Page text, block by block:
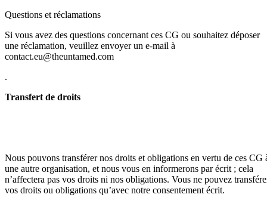
Questions et réclamations
Si vous avez des questions concernant ces CG ou souhaitez déposer
une réclamation, veuillez envoyer un e-mail à
contact.eu@theuntamed.com
.
Transfert de droits
Nous pouvons transférer nos droits et obligations en vertu de ces CG
une autre organisation, et nous vous en informerons par écrit ; cela
n’affectera pas vos droits ni nos obligations. Vous ne pouvez
vos droits ou obligations qu’avec notre consentement écrit.